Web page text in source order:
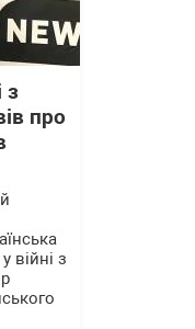
з
про
війні з